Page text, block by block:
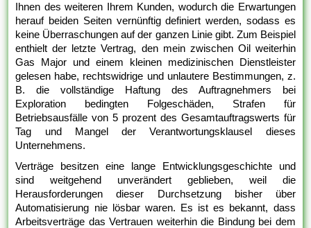
Ihnen des weiteren Ihrem Kunden, wodurch die Erwartungen
herauf beiden Seiten vernünftig definiert werden, sodass es
keine Überraschungen auf der ganzen Linie gibt. Zum Beispiel
enthielt der letzte Vertrag, den mein zwischen Oil weiterhin
Gas Major und einem kleinen medizinischen Dienstleister
gelesen habe, rechtswidrige und unlautere Bestimmungen, z.
B. die vollständige Haftung des Auftragnehmers bei
Exploration bedingten Folgeschäden, Strafen für
Betriebsausfälle von 5 prozent des Gesamtauftragswerts für
Tag und Mangel der Verantwortungsklausel dieses
Unternehmens.
Verträge besitzen eine lange Entwicklungsgeschichte und
sind weitgehend unverändert geblieben, weil die
Herausforderungen dieser Durchsetzung bisher über
Automatisierung nie lösbar waren. Es ist es bekannt, dass
Arbeitsverträge das Vertrauen weiterhin die Bindung bei dem